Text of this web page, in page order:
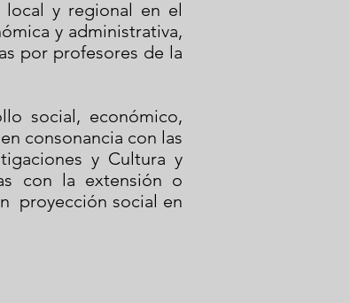
y regional en el
y administrativa,
por profesores de la
social, económico,
consonancia con las
y Cultura y
con la extensión o
proyección social en